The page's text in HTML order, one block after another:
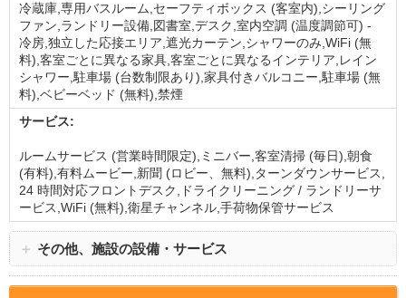
冷蔵庫,専用バスルーム,セーフティボックス (客室内),シーリング
ファン,ランドリー設備,図書室,デスク,室内空調 (温度調節可) -
冷房,独立した応接エリア,遮光カーテン,シャワーのみ,WiFi (無
料),客室ごとに異なる家具,客室ごとに異なるインテリア,レイン
シャワー,駐車場 (台数制限あり),家具付きバルコニー,駐車場 (無
料),ベビーベッド (無料),禁煙
サービス:
ルームサービス (営業時間限定),ミニバー,客室清掃 (毎日),朝食
(有料),有料ムービー,新聞 (ロビー、無料),ターンダウンサービス,
24 時間対応フロントデスク,ドライクリーニング / ランドリーサ
ービス,WiFi (無料),衛星チャンネル,手荷物保管サービス
＋ その他、施設の設備・サービス